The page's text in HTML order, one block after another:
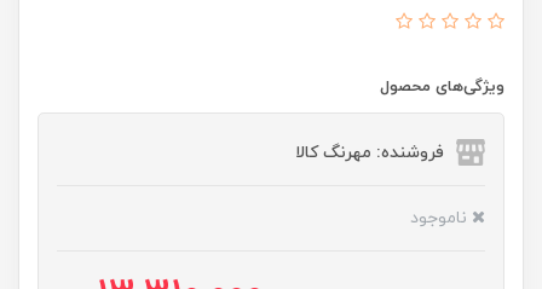
ویژگی‌های محصول
فروشنده: مهرنگ کالا
ناموجود